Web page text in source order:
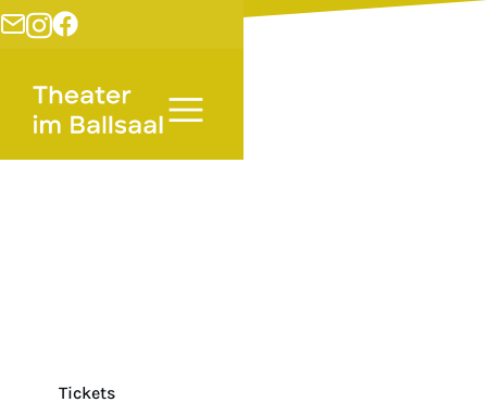
Theater
Alanus Hochschule zu Gast im
& Deutschland.
Tickets